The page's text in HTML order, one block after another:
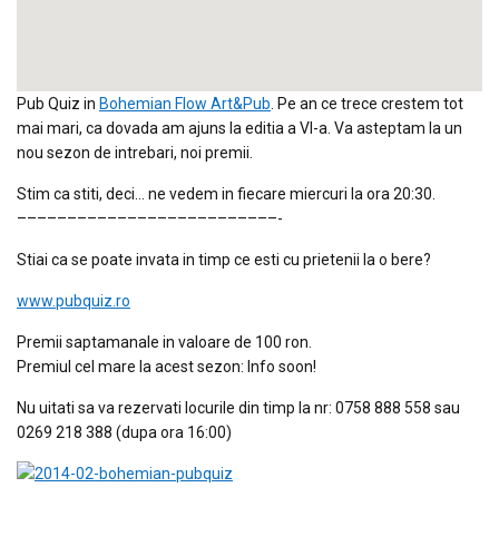
Pub Quiz in Bohemian Flow Art&Pub . Pe an ce trece crestem tot
mai mari, ca dovada am ajuns la editia a VI-a. Va asteptam la un
nou sezon de intrebari, noi premii.
Stim ca stiti, deci… ne vedem in fiecare miercuri la ora 20:30.
––––––––––––––––––––––––––-
Stiai ca se poate invata in timp ce esti cu prietenii la o bere?
www.pubquiz.ro
Premii saptamanale in valoare de 100 ron.
Premiul cel mare la acest sezon: Info soon!
Nu uitati sa va rezervati locurile din timp la nr: 0758 888 558 sau
0269 218 388 (dupa ora 16:00)